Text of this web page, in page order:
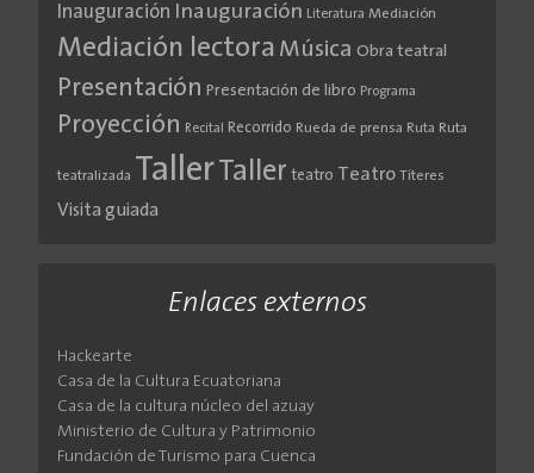
Inauguración Inauguración Literatura Mediación
Mediación lectora Música Obra teatral
Presentación Presentación de libro Programa
Proyección Recital Recorrido Rueda de prensa Ruta Ruta
teatralizada TallerTaller teatro Teatro Títeres
Visita guiada
Enlaces externos
Hackearte
Casa de la Cultura Ecuatoriana
Casa de la cultura núcleo del azuay
Ministerio de Cultura y Patrimonio
Fundación de Turismo para Cuenca